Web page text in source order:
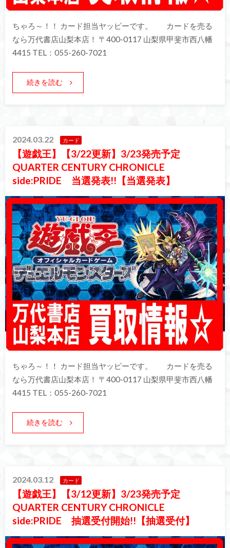
ちゃろ～！！ カード担当ヤッピーです。 カードを売る
なら万代書店山梨本店！ 〒400-0117 山梨県甲斐市西八幡
4415 TEL：055-260-7021
続きを読む
2024.03.22 カード
【遊戯王】【3/22更新】3/23発売予定
QUARTER CENTURY CHRONICLE
side:PRIDE 当選発表!!【当選発表】
ちゃろ～！！ カード担当ヤッピーです。 カードを売る
なら万代書店山梨本店！ 〒400-0117 山梨県甲斐市西八幡
4415 TEL：055-260-7021
続きを読む
2024.03.12 カード
【遊戯王】【3/12更新】3/23発売予定
QUARTER CENTURY CHRONICLE
side:PRIDE 抽選受付開始!!【抽選受付】